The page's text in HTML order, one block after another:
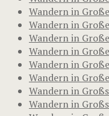
Wandern in
Wandern in
Wandern in
Wandern in
Wandern in
Wandern in
Wandern in
Wandern in